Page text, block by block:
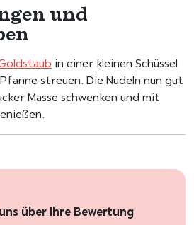
und
in einer kleinen Schüssel
streuen. Die Nudeln nun gut
Masse schwenken und mit
über Ihre Bewertung